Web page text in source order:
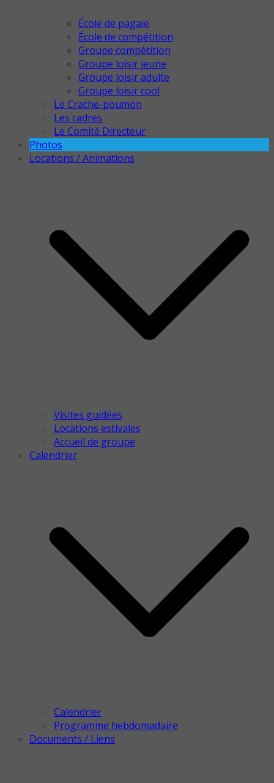
École de pagaie
École de compétition
Groupe compétition
Groupe loisir jeune
Groupe loisir adulte
Groupe loisir cool
Le Crache-poumon
Les cadres
Le Comité Directeur
Photos
Locations / Animations
Visites guidées
Locations estivales
Accueil de groupe
Calendrier
Calendrier
Programme hebdomadaire
Documents / Liens